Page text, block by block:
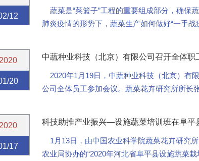
12
蔬菜是“菜篮子”工程的重要组成部分，确保
肺炎疫情的形势下，蔬菜生产如何做好“一手
2020
20
中蔬种业科技（北京）有限公司召开全体
2020年1月19日，中蔬种业科技（北京）有
公司全体员工参加会议。蔬菜花卉研究所所长
2020
17
科技助推产业振兴—设施蔬菜培训班在阜平
1月13日，由中国农业科学院蔬菜花卉研究
农业局协办的“2020年河北省阜平县设施蔬菜